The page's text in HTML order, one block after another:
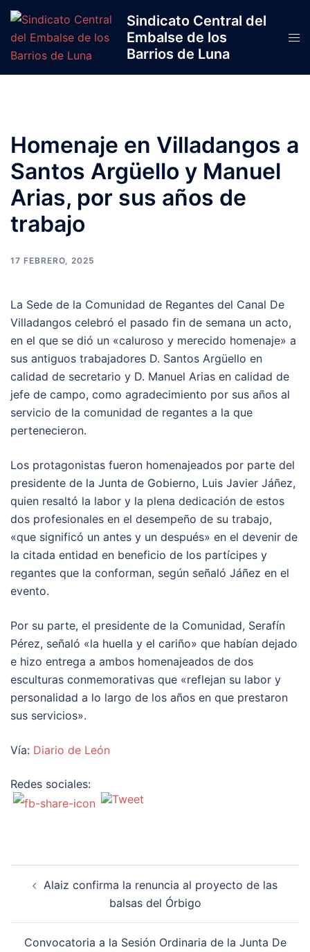
Saltar
contenido
Sindicato Central del
Embalse de los
Barrios de Luna
Homenaje en Villadangos a
Santos Argüello y Manuel
Arias, por sus años de
trabajo
17 FEBRERO, 2025
La Sede de la Comunidad de Regantes del Canal De
Villadangos celebró el pasado fin de semana un acto,
en el que se dió un «caluroso y merecido homenaje» a
sus antiguos trabajadores D. Santos Argüello en
calidad de secretario y D. Manuel Arias en calidad de
jefe de campo, como agradecimiento por sus años al
servicio de la comunidad de regantes a la que
pertenecieron.
Los protagonistas fueron homenajeados por parte del
presidente de la Junta de Gobierno, Luis Javier Jáñez,
quien resaltó la labor y la plena dedicación de estos
dos profesionales en el desempeño de su trabajo,
«que significó un antes y un después» en el devenir de
la citada entidad en beneficio de los partícipes y
regantes que la conforman, según señaló Jáñez en el
evento.
Por su parte, el presidente de la Comunidad, Serafín
Pérez, señaló «la huella y el cariño» que habían dejado
e hizo entrega a ambos homenajeados de dos
esculturas conmemorativas que «reflejan su labor y
personalidad a lo largo de los años en que prestaron
sus servicios».
Vía: Diario de León
Redes sociales:
Alaiz confirma la renuncia al proyecto de las
balsas del Órbigo
Convocatoria a la Sesión Ordinaria de la Junta De